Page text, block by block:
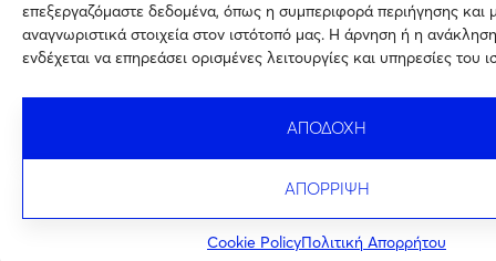
επεξεργαζόμαστε δεδομένα, όπως η συμπεριφορά περιήγησης και
αναγνωριστικά στοιχεία στον ιστότοπό μας. Η άρνηση ή η
ενδέχεται να επηρεάσει ορισμένες λειτουργίες και υπηρεσίες του
ΑΠΟΔΟΧΗ
ΑΠΟΡΡΙΨΗ
Cookie PolicyΠολιτική Απορρήτου